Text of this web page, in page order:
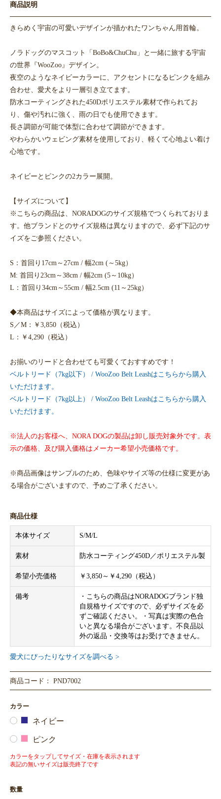
商品説明
きらめく宇宙の可愛いデザインが描かれたワンちゃん用首輪。
ノラドッグのマスコット「BoBo&ChuChu」と一緒に旅する宇宙
の世界『WooZoo』デザイン。
夜空のようなネイビーカラーに、アクセントになるピンクを組み
合わせ、愛犬をより一層引き立てます。
防水コーティングされた450Dポリエステル素材で作られてお
り、傷や汚れに強く、雨の日でも使用できます。
長さ調節が可能で体型に合わせて調節ができます。
やわらかいウェビング素材を使用しており、軽くて心地よい着け
心地です。
ネイビーとピンクの2カラー展開。
【サイズについて】
※こちらの商品は、NORADOGのサイズ規格でつくられておりま
す。他ブランドとのサイズ規格は異なりますので、必ず下記のサ
イズをご参照ください。
S：首回り17cm～27cm / 幅2cm (～5kg）
M: 首回り23cm～38cm / 幅2cm (5～10kg）
L：首回り34cm～55cm / 幅2.5cm (11～25kg）
◆本商品はサイズによって価格が異なります。
S／M：￥3,850（税込）
L：￥4,290（税込）
お揃いのリードと合わせても可愛くておすすめです！
ベルトリード（7kg以下） / WooZoo Belt Leashはこちらから購入
いただけます。
ベルトリード（7kg以上） / WooZoo Belt Leashはこちらから購入
いただけます。
※法人のお客様へ、NORA DOGの製品は卸し販売対象外です。表
示の価格、及び購入価格はメーカー希望小売価格です。
※商品画像はサンプルのため、色味やサイズ等の仕様に変更があ
る場合がございますので、予めご了承ください。
商品仕様
本体サイズ S/M/L
素材 防水コーティング450D／ポリエステル製
希望小売価格 ￥3,850～￥4,290（税込）
備考
・こちらの商品はNORADOGブランド独
自規格サイズですので、必ずサイズを必
ずご確認ください。・写真は実際の色合
いと異なる場合がございます。不良品以
外の返品・交換等はお受けできません。
愛犬にぴったりなサイズを調べる >
商品コード： PND7002
カラー
ネイビー
ピンク
カラーをタップしてサイズ・在庫を表示されます
表記の無いサイズは販売終了です
数量